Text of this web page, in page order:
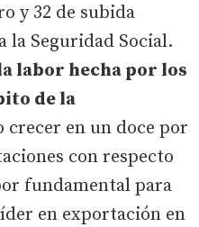
y 32 de subida
la Seguridad Social.
labor hecha por los
de la
crecer en un doce por
con respecto
fundamental para
en exportación en